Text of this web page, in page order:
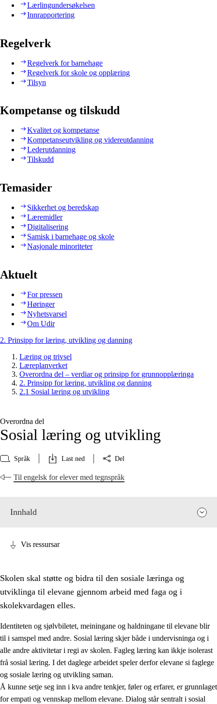
Lærlingundersøkelsen
Innrapportering
Regelverk
Regelverk for barnehage
Regelverk for skole og opplæring
Tilsyn
Kompetanse og tilskudd
Kvalitet og kompetanse
Kompetanseutvikling og videreutdanning
Lederutdanning
Tilskudd
Temasider
Sikkerhet og beredskap
Læremidler
Digitalisering
Samisk i barnehage og skole
Nasjonale minoriteter
Aktuelt
For pressen
Høringer
Nyhetsvarsel
Om Udir
2. Prinsipp for læring, utvikling og danning
Læring og trivsel
Læreplanverket
Overordna del – verdiar og prinsipp for grunnopplæringa
2. Prinsipp for læring, utvikling og danning
2.1 Sosial læring og utvikling
Overordna del
Sosial læring og utvikling
Språk Last ned Del
Til engelsk for elever med tegnspråk
Innhald
2. Prinsipp for læring, utvikling og danning
2.1 Sosial læring og utvikling
Vis ressursar
Skolen skal støtte og bidra til den sosiale læringa og
utviklinga til elevane gjennom arbeid med faga og i
skolekvardagen elles.
Identiteten og sjølvbiletet, meiningane og haldningane til elevane blir
til i samspel med andre. Sosial læring skjer både i undervisninga og i
alle andre aktivitetar i regi av skolen. Fagleg læring kan ikkje isolerast
frå sosial læring. I det daglege arbeidet speler derfor elevane si faglege
og sosiale læring og utvikling saman.
Å kunne setje seg inn i kva andre tenkjer, føler og erfarer, er grunnlaget
for empati og vennskap mellom elevane. Dialog står sentralt i sosial